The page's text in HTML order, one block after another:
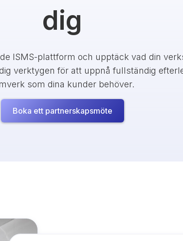
dig
ISMS-plattform och upptäck vad din
verktygen för att uppnå fullständig
som dina kunder behöver.
Boka ett partnerskapsmöte